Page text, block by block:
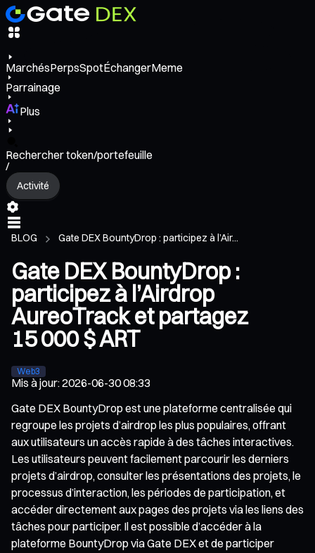
MarchésPerpsSpotÉchangerMeme
Parrainage
Plus
Rechercher token/portefeuille
/
Activité
BLOG Gate DEX BountyDrop : participez à l’Air...
Gate DEX BountyDrop :
participez à l’Airdrop
AureoTrack et partagez
15 000 $ ART
Web3
Mis à jour:2026-06-30 08:33
Gate DEX BountyDrop est une plateforme centralisée qui
regroupe les projets d’airdrop les plus populaires, offrant
aux utilisateurs un accès rapide à des tâches interactives.
Les utilisateurs peuvent facilement parcourir les derniers
projets d’airdrop, consulter les présentations des projets, le
processus d’interaction, les périodes de participation, et
accéder directement aux pages des projets via les liens des
tâches pour participer. Il est possible d’accéder à la
plateforme BountyDrop via Gate DEX et de participer